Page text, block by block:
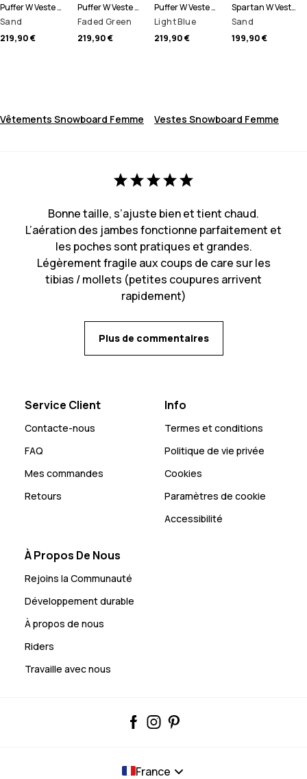
Puffer W Veste Snowboard Femme
Sand
219,90 €
Puffer W Veste Snowboard Femme
Faded Green
219,90 €
Puffer W Veste Snowboard Femme
Light Blue
219,90 €
Spartan W Veste Snowboard Femme
Sand
199,90 €
Vêtements Snowboard Femme Vestes Snowboard Femme
Bonne taille, s’ajuste bien et tient chaud.
L’aération des jambes fonctionne parfaitement et
les poches sont pratiques et grandes.
Légèrement fragile aux coups de care sur les
tibias / mollets (petites coupures arrivent
rapidement)
Plus de commentaires
Service Client
Contacte-nous
FAQ
Mes commandes
Retours
Info
Termes et conditions
Politique de vie privée
Cookies
Paramètres de cookie
Accessibilité
À Propos De Nous
Rejoins la Communauté
Développement durable
À propos de nous
Riders
Travaille avec nous
France